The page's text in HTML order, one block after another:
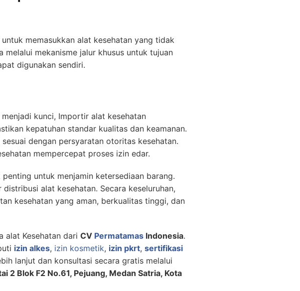
memasukkan alat kesehatan yang tidak
mekanisme jalur khusus untuk tujuan
digunakan sendiri.
kunci, Importir alat kesehatan
kepatuhan standar kualitas dan keamanan.
dengan persyaratan otoritas kesehatan.
mempercepat proses izin edar.
untuk menjamin ketersediaan barang.
alat kesehatan. Secara keseluruhan,
kesehatan yang aman, berkualitas tinggi, dan
alat Kesehatan dari CV Permatamas Indonesia.
izin alkes, izin kosmetik, izin pkrt, sertifikasi
lanjut dan konsultasi secara gratis melalui
2 Blok F2 No.61, Pejuang, Medan Satria, Kota